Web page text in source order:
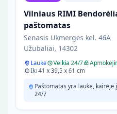
Vilniaus RIMI
paštomatas
Senasis Ukmergės kel. 46A
Užubaliai, 14302
Lauke Veikia 24/7
Iki 41 x 39,5 x 61 cm
Paštomatas yra lauke,
24/7